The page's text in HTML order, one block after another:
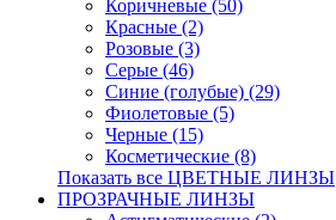
Коричневые (50)
Красные (2)
Розовые (3)
Серые (46)
Синие (голубые) (29)
Фиолетовые (5)
Черные (15)
Косметические (8)
Показать все ЦВЕТНЫЕ ЛИНЗЫ
ПРОЗРАЧНЫЕ ЛИНЗЫ